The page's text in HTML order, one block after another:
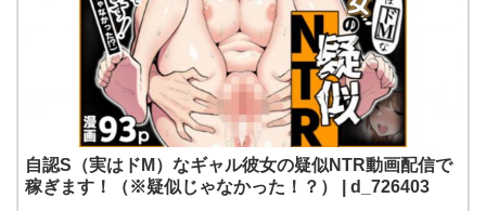
自認S（実はドM）なギャル彼女の疑似NTR動画配信で
稼ぎます！（※疑似じゃなかった！？） | d_726403